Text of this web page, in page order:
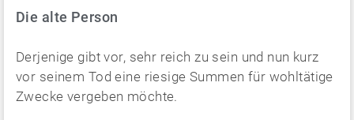
Die alte Person
Derjenige gibt vor, sehr reich zu sein und nun kurz
vor seinem Tod eine riesige Summen für wohltätige
Zwecke vergeben möchte.